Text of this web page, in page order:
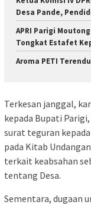
Desa Pande,
APRI Parigi
Tongkat Estafet
Aroma PETI
Terkesan janggal,
kepada Bupati
surat teguran
pada Kitab
terkait keabsahan
tentang Desa.
Sementara, dugaan